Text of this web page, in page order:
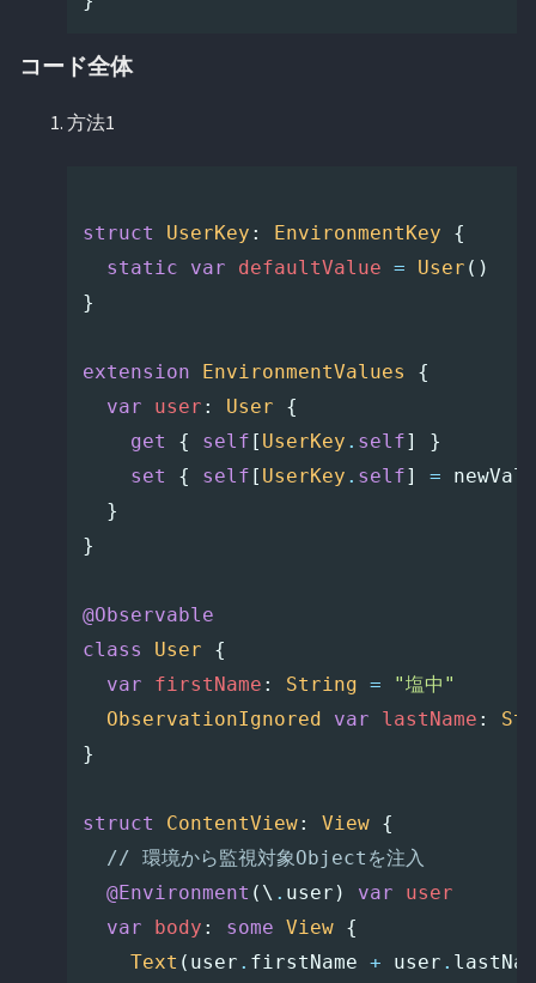
コード全体
方法1
struct UserKey : EnvironmentKey
{
static
var defaultValue = User ()
}
extension EnvironmentValues
{
var
user : User
{
get
{ self [ UserKey . self]
}
set
{ self [ UserKey . self] =
}
}
@Observable
class
User
{
var
firstName : String =
"塩中"
ObservationIgnored
var lastName :
}
struct ContentView: View
{
// 環境から監視対象Objectを注入
@Environment (\ . user ) var
user
var
body : some View
{
Text ( user . firstName + user .